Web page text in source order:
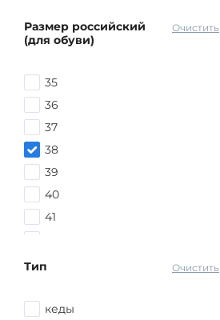
Очистить
Размер российский
(для обуви)
35
36
37
38
39
40
41
Очистить
Тип
кеды